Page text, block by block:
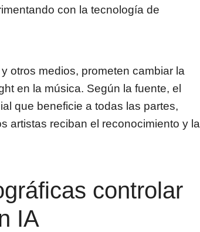
con la tecnología de
otros medios, prometen cambiar la
en la música. Según la fuente, el
que beneficie a todas las partes,
artistas reciban el reconocimiento y la
controlar
IA